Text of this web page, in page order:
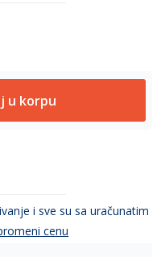
u korpu
i sve su sa uračunatim
cenu